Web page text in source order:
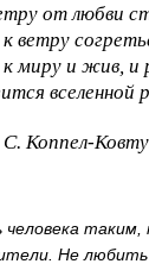
от любви
ветру
миру и жив, и
вселенной
С. Коппел-
таким,
Не